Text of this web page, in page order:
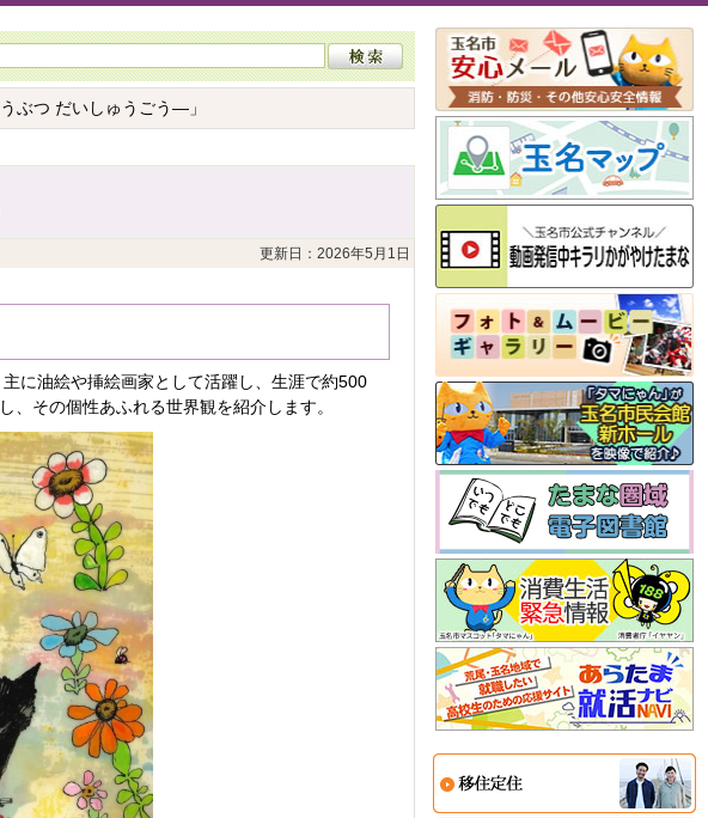
ぶつ だいしゅうごう―」
更新日：2026年5月1日
に油絵や挿絵画家として活躍し、生涯で約500
その個性あふれる世界観を紹介します。